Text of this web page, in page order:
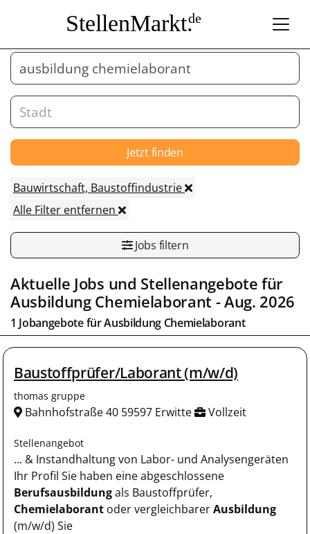
StellenMarkt.de
Jetzt finden
Bauwirtschaft, Baustoffindustrie
Alle Filter entfernen
Jobs filtern
Aktuelle Jobs und Stellenangebote für
Ausbildung Chemielaborant - Aug. 2026
1 Jobangebote fürAusbildung Chemielaborant
Baustoffprüfer/Laborant (m/w/d)
thomas gruppe
Bahnhofstraße 40 59597 Erwitte Vollzeit
Stellenangebot
... & Instandhaltung von Labor- und Analysengeräten
Ihr Profil Sie haben eine abgeschlossene
Berufsausbildungals Baustoffprüfer,
Chemielaborant oder vergleichbarerAusbildung
(m/w/d) Sie